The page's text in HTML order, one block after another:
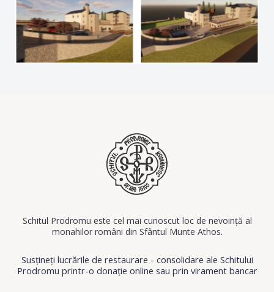
Schitul Prodromu este cel mai cunoscut loc de nevoinţă al
monahilor români din Sfântul Munte Athos.
Susțineți lucrările de restaurare - consolidare ale Schitului
Prodromu printr-o donație online sau prin virament bancar